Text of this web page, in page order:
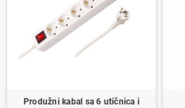
Produžni kabal sa 6 utičnica i